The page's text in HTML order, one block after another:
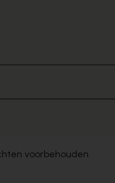
voorbehouden.